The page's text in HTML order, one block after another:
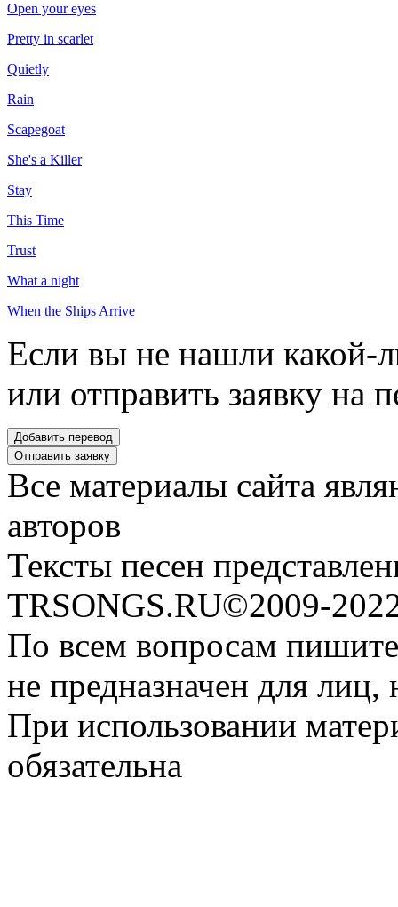
Open your eyes
Pretty in scarlet
Quietly
Rain
Scapegoat
She's a Killer
Stay
This Time
Trust
What a night
When the Ships Arrive
Если вы не нашли какой-
или отправить заявку на
Все материалы сайта
авторов
Тексты песен
TRSONGS.RU©2009-
По всем вопросам
не предназначен для
При использовании
обязательна